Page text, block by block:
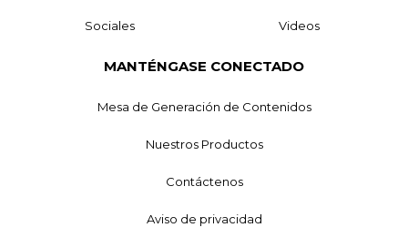
Sociales Videos
MANTÉNGASE CONECTADO
Mesa de Generación de Contenidos
Nuestros Productos
Contáctenos
Aviso de privacidad